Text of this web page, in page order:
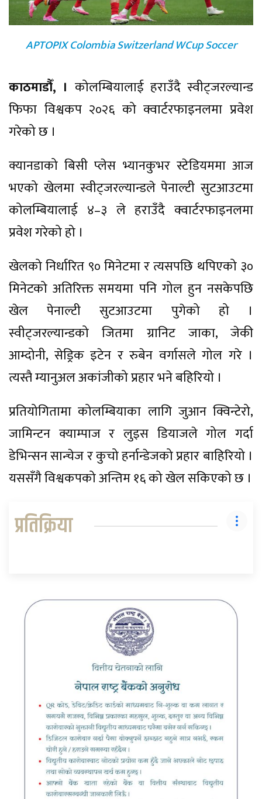
APTOPIX Colombia Switzerland WCup Soccer
काठमाडौँ, । कोलम्बियालाई हराउँदै स्वीट्जरल्यान्ड
फिफा विश्वकप २०२६ को क्वार्टरफाइनलमा प्रवेश
गरेको छ ।
क्यानडाको बिसी प्लेस भ्यानकुभर स्टेडियममा आज
भएको खेलमा स्वीट्जरल्यान्डले पेनाल्टी सुटआउटमा
कोलम्बियालाई ४–३ ले हराउँदै क्वार्टरफाइनलमा
प्रवेश गरेको हो ।
खेलको निर्धारित ९० मिनेटमा र त्यसपछि थपिएको ३०
मिनेटको अतिरिक्त समयमा पनि गोल हुन नसकेपछि
खेल पेनाल्टी सुटआउटमा पुगेको हो ।
स्वीट्जरल्यान्डको जितमा ग्रानिट जाका, जेकी
आम्दोनी, सेड्रिक इटेन र रुबेन वर्गासले गोल गरे ।
त्यस्तै म्यानुअल अकांजीको प्रहार भने बहिरियो ।
प्रतियोगितामा कोलम्बियाका लागि जुआन क्विन्टेरो,
जामिन्टन क्याम्पाज र लुइस डियाजले गोल गर्दा
डेभिन्सन सान्चेज र कुचो हर्नान्डेजको प्रहार बाहिरियो ।
यससँगै विश्वकपको अन्तिम १६ को खेल सकिएको छ ।
प्रतिक्रिया